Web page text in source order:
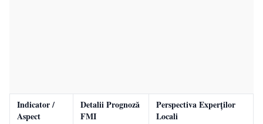
Indicator /
Aspect
Detalii Prognoză
FMI
Perspectiva Experților
Locali